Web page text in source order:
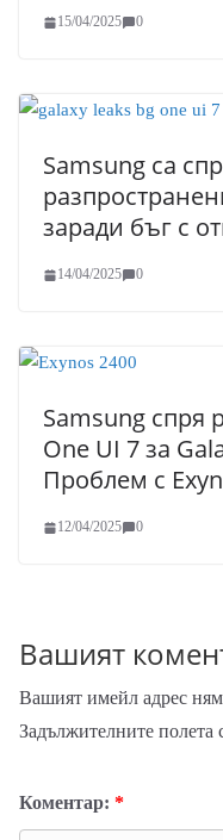
15/04/2025 0
Samsung са
заради бъг с
14/04/2025 0
Samsung спря
One UI 7 за
Проблем с
12/04/2025 0
Вашият
Вашият имейл адрес
Задължителните полета
Коментар: *